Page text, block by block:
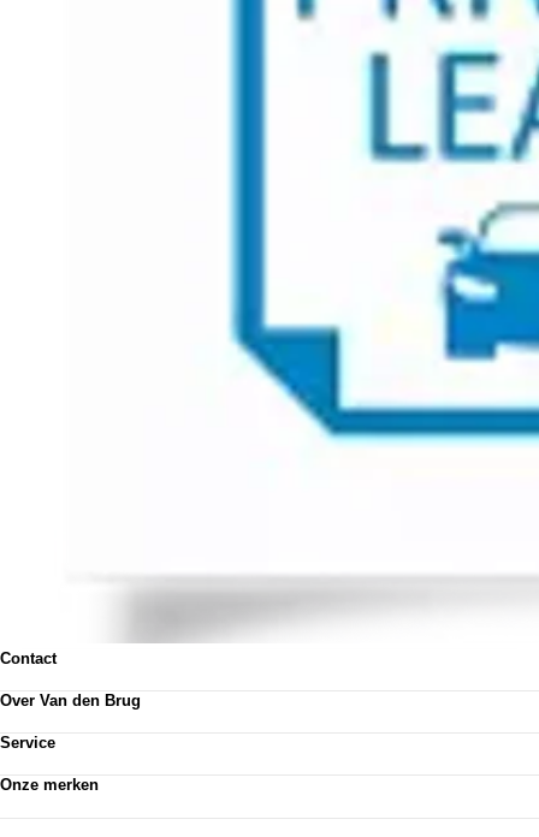
Contact
Vestigingen
Van den Brug account
Over Van den Brug
Over Van den Brug
Partnerships
Service
Pechhulp
Onze merken